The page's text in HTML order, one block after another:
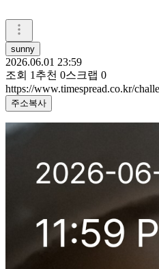
sunny
2026.06.01 23:59
조회 1 추천 0스크랩 0
https://www.timespread.co.kr/
주소복사